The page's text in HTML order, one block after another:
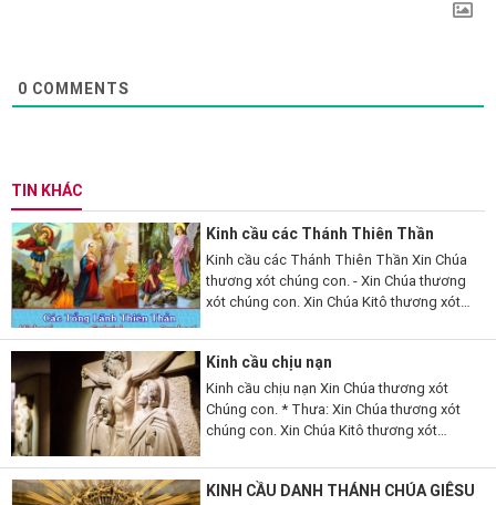
0 COMMENTS
TIN KHÁC
Kinh cầu các Thánh Thiên Thần
Kinh cầu các Thánh Thiên Thần Xin Chúa
thương xót chúng con. - Xin Chúa thương
xót chúng con. Xin Chúa Kitô thương xót
chúng con. Xin Chúa thương xót chúng
con....
Kinh cầu chịu nạn
Kinh cầu chịu nạn Xin Chúa thương xót
Chúng con. * Thưa: Xin Chúa thương xót
chúng con. Xin Chúa Kitô thương xót
con. Xin Chúa thương xót chúng con. *Xin
Chúa thương xót chúng...
KINH CẦU DANH THÁNH CHÚA GIÊSU